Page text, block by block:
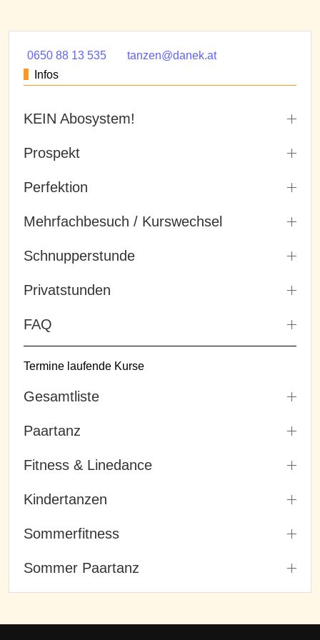
0650 88 13 535
tanzen@danek.at
Infos
KEIN Abosystem!
Prospekt
Perfektion
Mehrfachbesuch / Kurswechsel
Schnupperstunde
Privatstunden
FAQ
Termine laufende Kurse
Gesamtliste
Paartanz
Fitness & Linedance
Kindertanzen
Sommerfitness
Sommer Paartanz